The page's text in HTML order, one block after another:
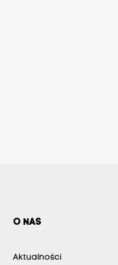
O NAS
Aktualności